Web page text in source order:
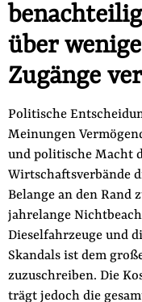
über
Zugänge
Politische
Meinungen
und politische Macht
Wirtschaftsverbände
Belange an den Rand
jahrelange
Dieselfahr­zeuge und
Skandals ist dem
zuzuschreiben. Die
trägt jedoch die